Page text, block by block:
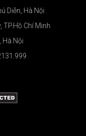
Diễn, Hà Nội
TP.Hồ Chí Minh
Hà Nội